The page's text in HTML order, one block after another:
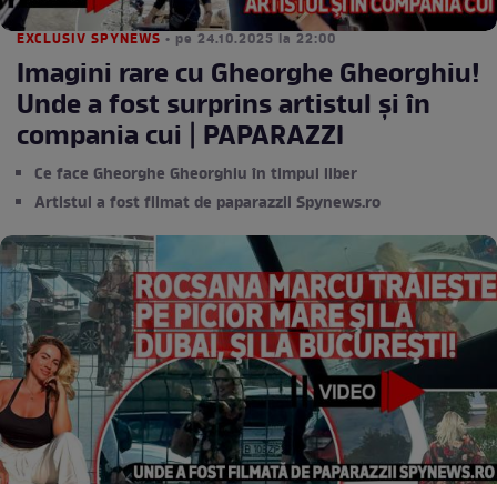
EXCLUSIV SPYNEWS • pe 24.10.2025 la 22:00
Imagini rare cu Gheorghe Gheorghiu!
Unde a fost surprins artistul şi în
compania cui | PAPARAZZI
Ce face Gheorghe Gheorghiu în timpul liber
Artistul a fost filmat de paparazzii Spynews.ro